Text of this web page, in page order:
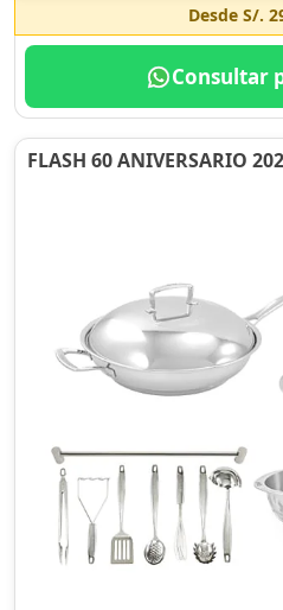
Desde S/.
Consultar
FLASH 60 ANIVERSARIO